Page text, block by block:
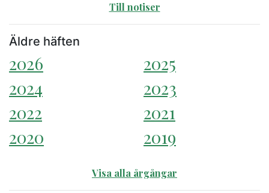
Till notiser
Äldre häften
2026
2025
2024
2023
2022
2021
2020
2019
Visa alla årgångar